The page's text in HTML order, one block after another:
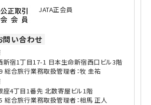
JATA正会員
問い合わせ
新宿1丁目17-1 日本生命新宿西口ビル3階
総合旅行業務取扱管理者：牧 圭祐
座4丁目1番先 北数寄屋ビル1階
総合旅行業務取扱管理者：相馬 正人